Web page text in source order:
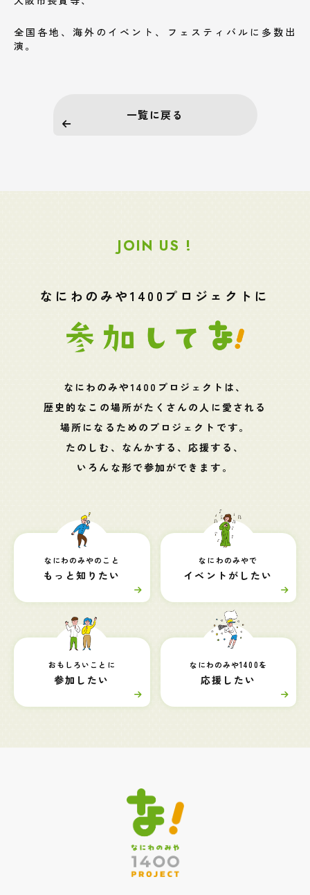
全国各地、海外のイベント、フェスティバルに多数出
演。
一覧に戻る
JOIN US !
なにわのみや1400プロジェクトに
なにわのみや1400プロジェクトは、
歴史的なこの場所がたくさんの人に愛される
場所になるためのプロジェクトです。
たのしむ、なんかする、応援する、
いろんな形で参加ができます。
なにわのみやのこと
もっと知りたい
なにわのみやで
イベントがしたい
おもしろいことに
参加したい
なにわのみや1400を
応援したい